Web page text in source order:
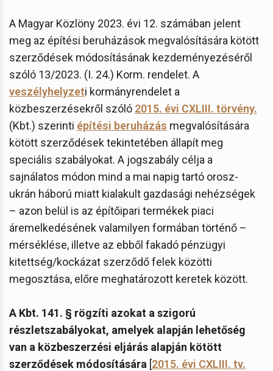
A Magyar Közlöny 2023. évi 12. számában jelent
meg az építési beruházások megvalósítására kötött
szerződések módosításának kezdeményezéséről
szóló 13/2023. (I. 24.) Korm. rendelet. A
veszélyhelyzeti kormányrendelet a
közbeszerzésekről szóló 2015. évi CXLIII. törvény.
(Kbt.) szerinti építési beruházás megvalósítására
kötött szerződések tekintetében állapít meg
speciális szabályokat. A jogszabály célja a
sajnálatos módon mind a mai napig tartó orosz-
ukrán háború miatt kialakult gazdasági nehézségek
– azon belül is az építőipari termékek piaci
áremelkedésének valamilyen formában történő –
mérséklése, illetve az ebből fakadó pénzügyi
kitettség/kockázat szerződő felek közötti
megosztása, előre meghatározott keretek között.
A Kbt. 141. § rögzíti azokat a szigorú
részletszabályokat, amelyek alapján lehetőség
van a közbeszerzési eljárás alapján kötött
szerződések módosítására [2015. évi CXLIII. tv.